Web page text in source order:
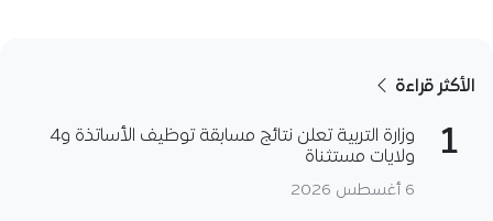
الأكثر قراءة
1
وزارة التربية تعلن نتائج مسابقة توظيف الأساتذة و4
ولايات مستثناة
6 أغسطس 2026